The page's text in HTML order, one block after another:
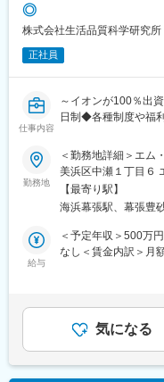
自治体や民間企業の
変更の範囲：会社の
■業務の特徴：
◎各種制度や福利厚
◎年間休日122日で
◎海浜幕張駅からも
■働き方：
週休2日制で残業は
環境が整っています
取り扱う商品の多く
各国でも名の通った
◎
株式会社生活品質科学研究所
正社員
仕事内容
～イオンが100％出
日制◆各種制度や福
■業務内容
トップバリュをはじ
新商品・仕様変更商
とパッケージ表示を
準に基づき正しい情
きます。
■業務内容詳細
・原材料表示、添加
・表示内容に関する
■組織構成：
同部署の担当は部長
勤務地
＜勤務地詳細＞エム
美浜区中瀬１丁目６
海浜幕張駅受動喫煙
める事業所
【最寄り駅】
海浜幕張駅、幕張豊
給与
＜予定年収＞500万
なし＜賃金内訳＞月
目安の金額であり、
給(月額)は固定手当
気になる